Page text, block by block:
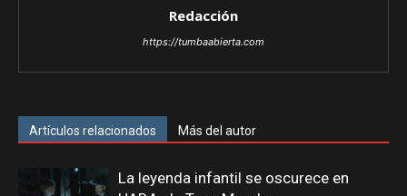
Redacción
https://tumbaabierta.com
Artículos relacionados Más del autor
La leyenda infantil se oscurece en